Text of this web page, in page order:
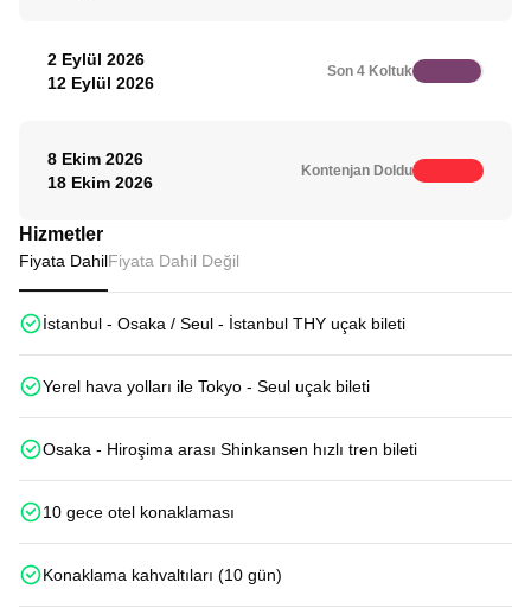
2 Eylül 2026
12 Eylül 2026
Son 4 Koltuk
8 Ekim 2026
18 Ekim 2026
Kontenjan Doldu
Hizmetler
Fiyata DahilFiyata Dahil Değil
İstanbul - Osaka / Seul - İstanbul THY uçak bileti
Yerel hava yolları ile Tokyo - Seul uçak bileti
Osaka - Hiroşima arası Shinkansen hızlı tren bileti
10 gece otel konaklaması
Konaklama kahvaltıları (10 gün)